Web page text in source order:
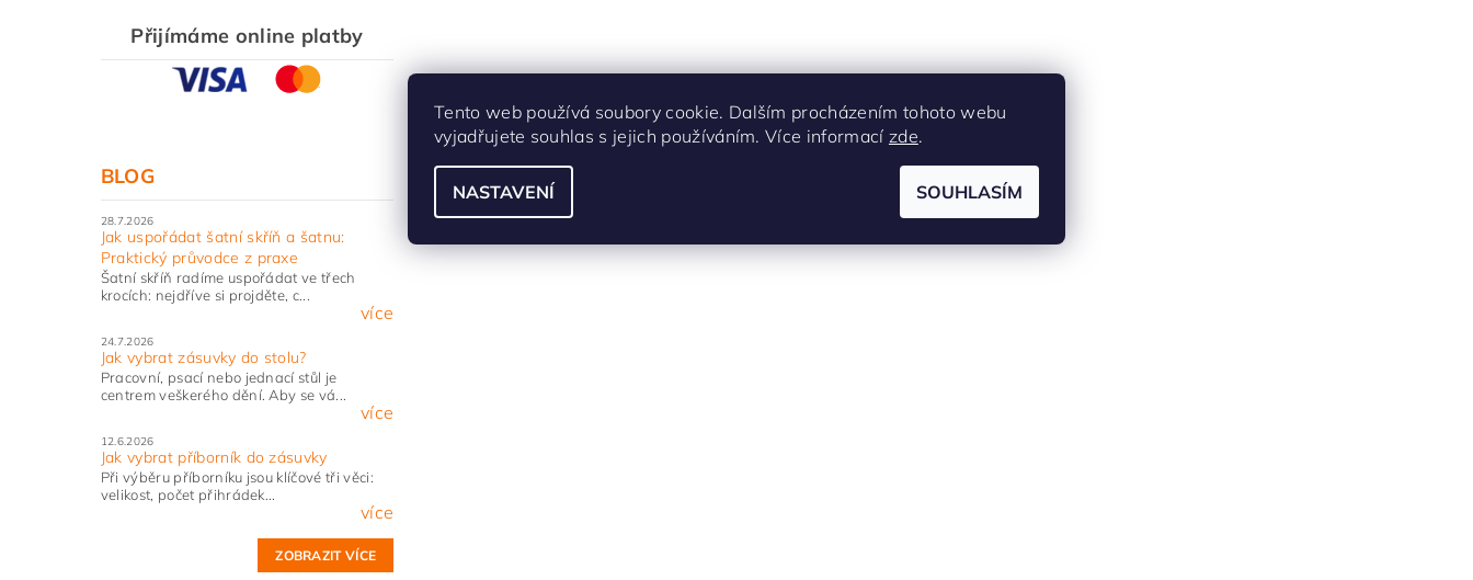
Přijímáme online platby
BLOG
28.7.2026
Jak uspořádat šatní skříň a šatnu:
Praktický průvodce z praxe
Šatní skříň radíme uspořádat ve třech
krocích: nejdříve si projděte, c...
více
24.7.2026
Jak vybrat zásuvky do stolu?
Pracovní, psací nebo jednací stůl je
centrem veškerého dění. Aby se vá...
více
12.6.2026
Jak vybrat příborník do zásuvky
Při výběru příborníku jsou klíčové tři věci:
velikost, počet přihrádek...
více
ZOBRAZIT VÍCE
Tento web používá soubory cookie. Dalším procházením tohoto webu
vyjadřujete souhlas s jejich používáním. Více informací zde.
NASTAVENÍ SOUHLASÍM